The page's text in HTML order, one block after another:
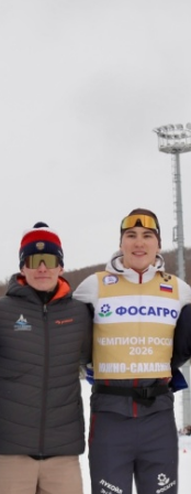
Бекишева
Мастер спорта,